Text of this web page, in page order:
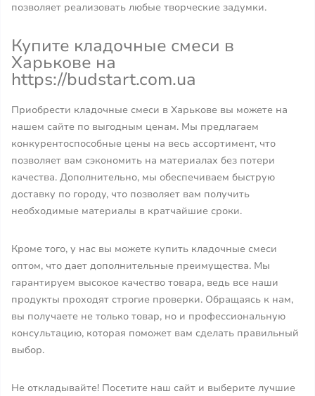
позволяет реализовать любые творческие задумки.
Купите кладочные смеси в
Харькове на
https://budstart.com.ua
Приобрести кладочные смеси в Харькове вы можете на
нашем сайте по выгодным ценам. Мы предлагаем
конкурентоспособные цены на весь ассортимент, что
позволяет вам сэкономить на материалах без потери
качества. Дополнительно, мы обеспечиваем быструю
доставку по городу, что позволяет вам получить
необходимые материалы в кратчайшие сроки.
Кроме того, у нас вы можете купить кладочные смеси
оптом, что дает дополнительные преимущества. Мы
гарантируем высокое качество товара, ведь все наши
продукты проходят строгие проверки. Обращаясь к нам,
вы получаете не только товар, но и профессиональную
консультацию, которая поможет вам сделать правильный
выбор.
Не откладывайте! Посетите наш сайт и выберите лучшие